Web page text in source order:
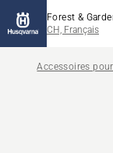
Forest &
CH, Français
Accessoires